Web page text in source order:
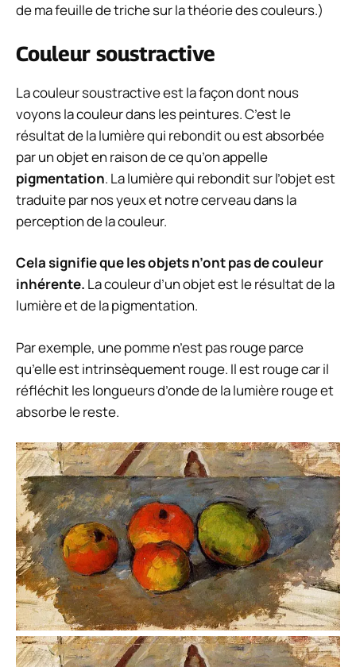
de ma feuille de triche sur la théorie des couleurs.)
Couleur soustractive
La couleur soustractive est la façon dont nous
voyons la couleur dans les peintures. C’est le
résultat de la lumière qui rebondit ou est absorbée
par un objet en raison de ce qu’on appelle
pigmentation. La lumière qui rebondit sur l’objet est
traduite par nos yeux et notre cerveau dans la
perception de la couleur.
Cela signifie que les objets n’ont pas de couleur
inhérente. La couleur d’un objet est le résultat de la
lumière et de la pigmentation.
Par exemple, une pomme n’est pas rouge parce
qu’elle est intrinsèquement rouge. Il est rouge car il
réfléchit les longueurs d’onde de la lumière rouge et
absorbe le reste.